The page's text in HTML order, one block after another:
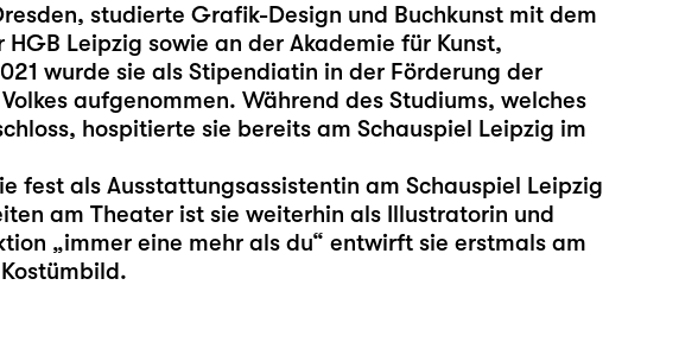
studierte Grafik-Design und Buchkunst mit dem
Leipzig sowie an der Akademie für Kunst,
wurde sie als Stipendiatin in der Förderung der
aufgenommen. Während des Studiums, welches
hospitierte sie bereits am Schauspiel Leipzig im
fest als Ausstattungsassistentin am Schauspiel Leipzig
am Theater ist sie weiterhin als Illustratorin und
„immer eine mehr als du“ entwirft sie erstmals am